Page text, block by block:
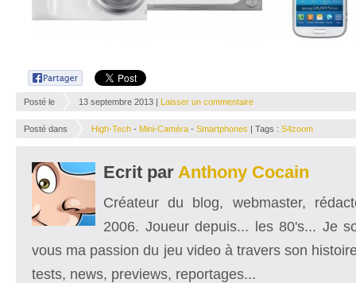
Posté le 13 septembre 2013 | Laisser un commentaire
Posté dans High-Tech - Mini-Caméra - Smartphones | Tags : S4zoom
Ecrit par Anthony Cocain
Créateur du blog, webmaster,
2006. Joueur depuis... les 80's... Je
vous ma passion du jeu video à travers son
tests, news, previews, reportages...